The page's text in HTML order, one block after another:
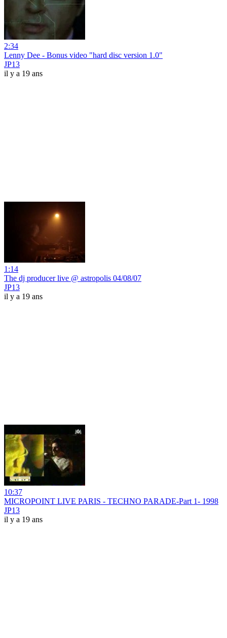
2:34
Lenny Dee - Bonus video "hard disc version 1.0"
JP13
il y a 19 ans
1:14
The dj producer live @ astropolis 04/08/07
JP13
il y a 19 ans
10:37
MICROPOINT LIVE PARIS - TECHNO PARADE-Part 1- 1998
JP13
il y a 19 ans